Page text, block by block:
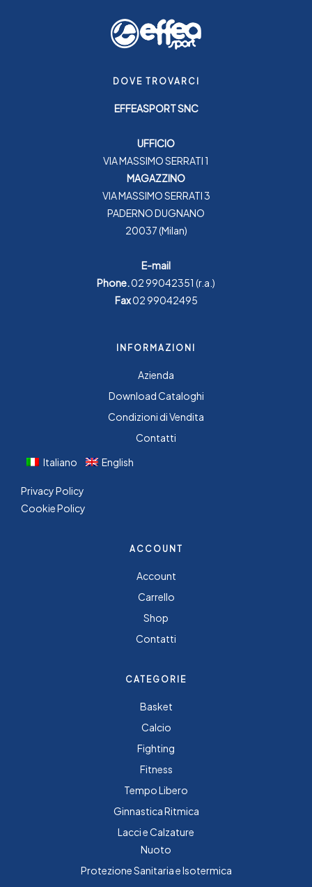
DOVE TROVARCI
EFFEASPORT SNC
UFFICIO
VIA MASSIMO SERRATI 1
MAGAZZINO
VIA MASSIMO SERRATI 3
PADERNO DUGNANO
20037 (Milan)
E-mail
Phone.02 99042351 (r.a.)
Fax02 99042495
INFORMAZIONI
Azienda
Download Cataloghi
Condizioni di Vendita
Contatti
Italiano
English
Privacy Policy
Cookie Policy
ACCOUNT
Account
Carrello
Shop
Contatti
CATEGORIE
Basket
Calcio
Fighting
Fitness
Tempo Libero
Ginnastica Ritmica
Lacci e Calzature
Nuoto
Protezione Sanitaria e Isotermica